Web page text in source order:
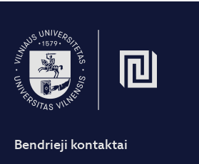
Bendrieji kontaktai